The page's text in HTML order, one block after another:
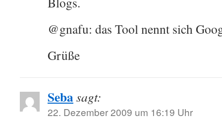
@gnafu: das Tool nennt sich
Grüße
Sebasagt:
22. Dezember 2009 um 16:19 Uhr